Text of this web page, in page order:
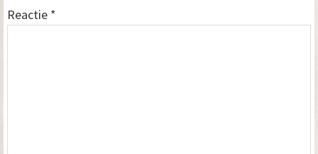
Reactie *